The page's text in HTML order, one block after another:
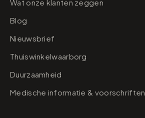
Wat onze klanten zeggen
Blog
Nieuwsbrief
Thuiswinkelwaarborg
Duurzaamheid
Medische informatie & voorschriften